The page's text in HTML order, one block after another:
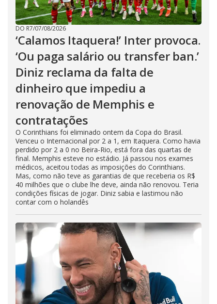
DO R7/07/08/2026
‘Calamos Itaquera!’ Inter provoca.
‘Ou paga salário ou transfer ban.’
Diniz reclama da falta de
dinheiro que impediu a
renovação de Memphis e
contratações
O Corinthians foi eliminado ontem da Copa do Brasil.
Venceu o Internacional por 2 a 1, em Itaquera. Como havia
perdido por 2 a 0 no Beira-Rio, está fora das quartas de
final. Memphis esteve no estádio. Já passou nos exames
médicos, aceitou todas as imposições do Corinthians.
Mas, como não teve as garantias de que receberia os R$
40 milhões que o clube lhe deve, ainda não renovou. Teria
condições físicas de jogar. Diniz sabia e lastimou não
contar com o holandês